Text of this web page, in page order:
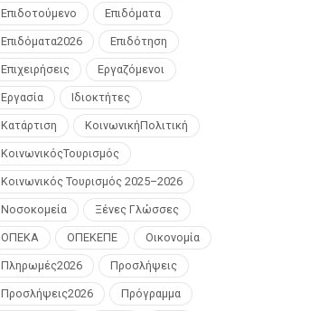
Επιδοτούμενο Επιδόματα
Επιδόματα2026 Επιδότηση
Επιχειρήσεις Εργαζόμενοι
Εργασία Ιδιοκτήτες
Κατάρτιση ΚοινωνικήΠολιτική
ΚοινωνικόςΤουρισμός
Κοινωνικός Τουρισμός 2025–2026
Νοσοκομεία Ξένες Γλώσσες
ΟΠΕΚΑ ΟΠΕΚΕΠΕ Οικονομία
Πληρωμές2026 Προσλήψεις
Προσλήψεις2026 Πρόγραμμα